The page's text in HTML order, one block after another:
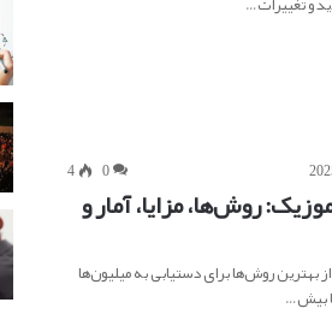
0
4
روش‌ها، مزایا، آمار و
بهترین روش‌ها برای دستیابی به میلیون‌ها
بیش…